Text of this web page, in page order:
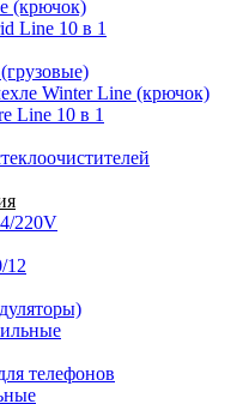
(крючок)
Line 10 в 1
Winter Line (крючок)
Line 10 в 1
220V
12
телефонов